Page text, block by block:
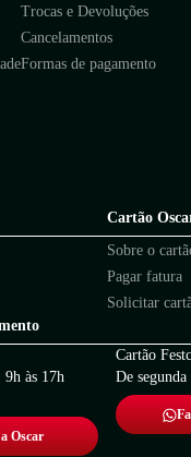
Trocas e Devoluções
Cancelamentos
Formas de pagamento
Cartão
Sobre o
Pagar fatura
Solicitar
9h às 17h
Oscar
Cartão
De